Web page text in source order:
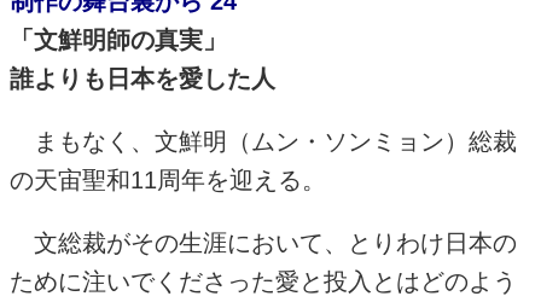
「文鮮明師の真実」
誰よりも日本を愛した人
まもなく、文鮮明（ムン・ソンミョン）総裁
の天宙聖和11周年を迎える。
文総裁がその生涯において、とりわけ日本の
ために注いでくださった愛と投入とはどのよう